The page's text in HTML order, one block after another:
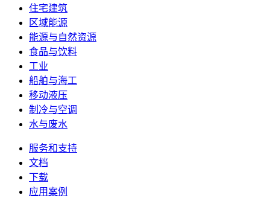
住宅建筑
区域能源
能源与自然资源
食品与饮料
工业
船舶与海工
移动液压
制冷与空调
水与废水
服务和支持
文档
下载
应用案例